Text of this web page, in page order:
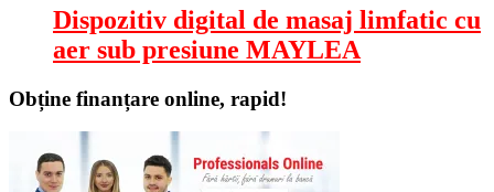
Dispozitiv digital de masaj limfatic cu
aer sub presiune MAYLEA
Obține finanțare online, rapid!